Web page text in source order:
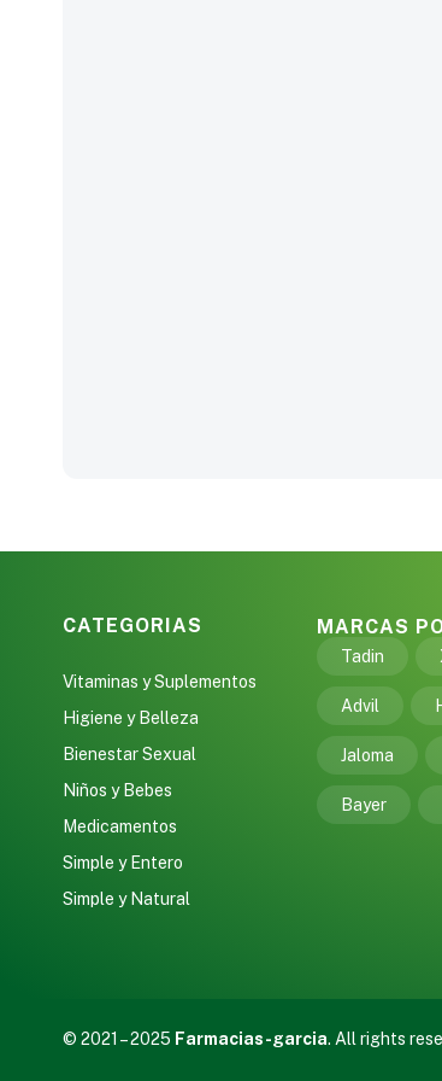
CATEGORIAS
Vitaminas y Suplementos
Higiene y Belleza
Bienestar Sexual
Niños y Bebes
Medicamentos
Simple y Entero
Simple y Natural
MARCAS
Tadin
Advil
Jaloma
Bayer
© 2021 – 2025 Farmacias-garcia. All rights